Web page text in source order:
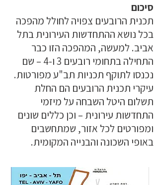
סיכום
תכנית הרובעים צפויה לחולל מהפכה
בכל נושא ההתחדשות העירונית בתל
אביב. למעשה, המהפכה הזו כבר
התחילה בתחומי רובעים 3 ו-4 – שם
נכנסו לתוקף תכניות תב"ע מפורטות.
עיקרי תכנית הרובעים הם החלת
תשלום היטל השבחה על מיזמי
התחדשות עירונית – וכן כללים שונים
ומפורטים לכל אזור, שמתחשבים
באופי השכונה והבנייה המקומית.